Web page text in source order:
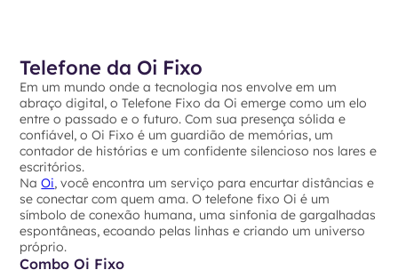
Telefone da Oi Fixo
Em um mundo onde a tecnologia nos envolve em um
abraço digital, o Telefone Fixo da Oi emerge como um elo
entre o passado e o futuro. Com sua presença sólida e
confiável, o Oi Fixo é um guardião de memórias, um
contador de histórias e um confidente silencioso nos lares e
escritórios.
NaOi, você encontra um serviço para encurtar distâncias e
se conectar com quem ama. O telefone fixo Oi é um
símbolo de conexão humana, uma sinfonia de gargalhadas
espontâneas, ecoando pelas linhas e criando um universo
próprio.
Combo Oi Fixo